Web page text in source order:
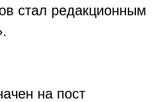
стал редакционным
на пост